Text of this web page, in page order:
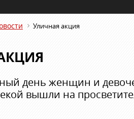
Уличная акция
день женщин и
вышли на